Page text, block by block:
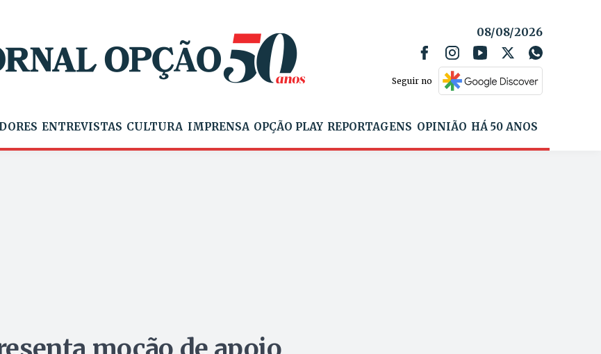
08/08/2026
Seguir no
ENTREVISTAS CULTURA IMPRENSA OPÇÃO PLAY REPORTAGENS OPINIÃO HÁ 50 ANOS